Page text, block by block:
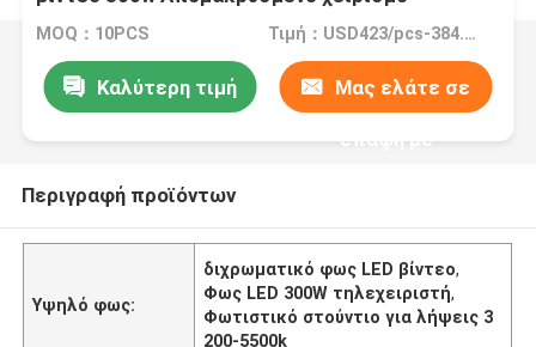
MOQ：10PCS Τιμή：USD423/pcs-384.6/pcs(10-100pcs)
Καλύτερη τιμή Μας ελάτε σε
επαφή με
Περιγραφή προϊόντων
Υψηλό φως:
διχρωματικό φως LED βίντεο,
Φως LED 300W τηλεχειριστή,
Φωτιστικό στούντιο για λήψεις 3
200-5500k